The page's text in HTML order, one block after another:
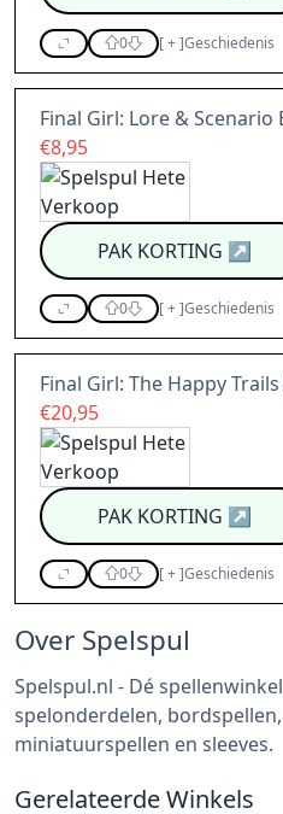
0 [+]Geschiedenis
Final Girl: Lore & Scenario
€8,95
PAK KORTING ↗
0 [+]Geschiedenis
Final Girl: The Happy
€20,95
PAK KORTING ↗
0 [+]Geschiedenis
Over Spelspul
Spelspul.nl - Dé
spelonderdelen,
miniatuurspellen en sleeves.
Gerelateerde Winkels